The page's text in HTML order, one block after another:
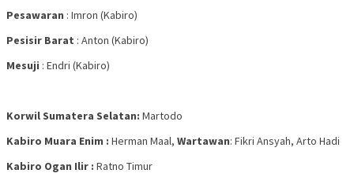
Pesawaran : Imron (Kabiro)
Pesisir Barat : Anton (Kabiro)
Mesuji : Endri (Kabiro)
Korwil Sumatera Selatan: Martodo
Kabiro Muara Enim : Herman Maal, Wartawan: Fikri Ansyah, Arto Hadi
Kabiro Ogan Ilir : Ratno Timur